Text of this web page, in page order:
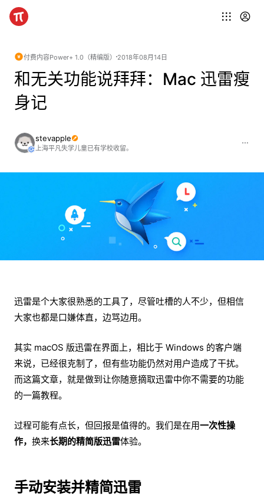
付费内容Power+ 1.0（精编版） 2018年08月14日
和无关功能说拜拜：Mac 迅雷瘦
身记
stevapple
上海平凡失学儿童已有学校收留。
迅雷是个大家很熟悉的工具了，尽管吐槽的人不少，但相信
大家也都是口嫌体直，边骂边用。
其实 macOS 版迅雷在界面上，相比于 Windows 的客户端
来说，已经很克制了，但有些功能仍然对用户造成了干扰。
而这篇文章，就是做到让你随意摘取迅雷中你不需要的功能
的一篇教程。
过程可能有点长，但回报是值得的。我们是在用一次性操
作， 换来长期的精简版迅雷体验。
手动安装并精简迅雷